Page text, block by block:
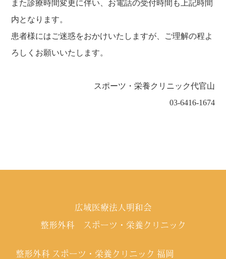
また診療時間変更に伴い、お電話の受付時間も上記時間
内となります。
患者様にはご迷惑をおかけいたしますが、ご理解の程よ
ろしくお願いいたします。
スポーツ・栄養クリニック代官山
03-6416-1674
広域医療法人明和会
整形外科 スポーツ・栄養クリニック
整形外科 スポーツ・栄養クリニック 福岡